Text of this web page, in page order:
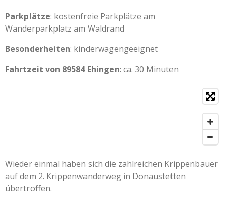
Parkplätze: kostenfreie Parkplätze am
Wanderparkplatz am Waldrand
Besonderheiten: kinderwagengeeignet
Fahrtzeit von 89584 Ehingen: ca. 30 Minuten
Wieder einmal haben sich die zahlreichen Krippenbauer
auf dem 2. Krippenwanderweg in Donaustetten
übertroffen.